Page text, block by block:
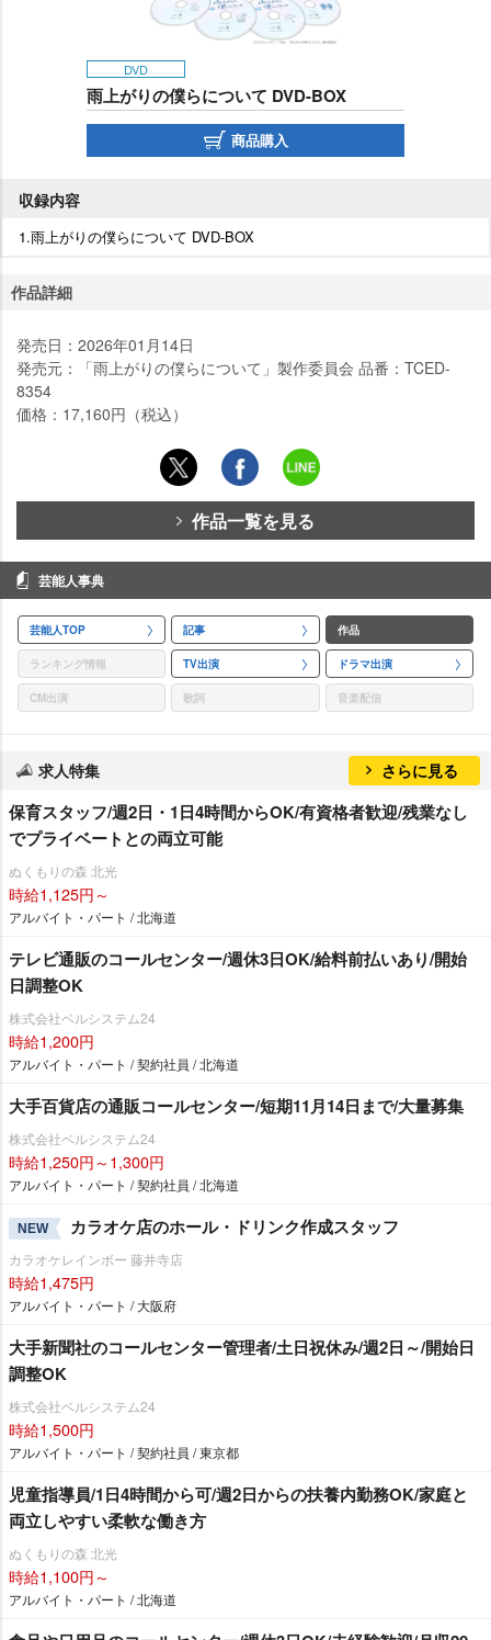
DVD
雨上がりの僕らについて DVD-BOX
商品購入
収録内容
1.雨上がりの僕らについて DVD-BOX
作品詳細
発売日：2026年01月14日
発売元：「雨上がりの僕らについて」製作委員会 品番：TCED-
8354
価格：17,160円（税込）
作品一覧を見る
芸能人事典
芸能人TOP 記事 作品
ランキング情報 TV出演 ドラマ出演
CM出演 歌詞 音楽配信
求人特集 さらに見る
保育スタッフ/週2日・1日4時間からOK/有資格者歓迎/残業なし
でプライベートとの両立可能
ぬくもりの森 北光
時給1,125円～
アルバイト・パート / 北海道
テレビ通販のコールセンター/週休3日OK/給料前払いあり/開始
日調整OK
株式会社ベルシステム24
時給1,200円
アルバイト・パート / 契約社員 / 北海道
大手百貨店の通販コールセンター/短期11月14日まで/大量募集
株式会社ベルシステム24
時給1,250円～1,300円
アルバイト・パート / 契約社員 / 北海道
NEW カラオケ店のホール・ドリンク作成スタッフ
カラオケレインボー 藤井寺店
時給1,475円
アルバイト・パート / 大阪府
大手新聞社のコールセンター管理者/土日祝休み/週2日～/開始日
調整OK
株式会社ベルシステム24
時給1,500円
アルバイト・パート / 契約社員 / 東京都
児童指導員/1日4時間から可/週2日からの扶養内勤務OK/家庭と
両立しやすい柔軟な働き方
ぬくもりの森 北光
時給1,100円～
アルバイト・パート / 北海道